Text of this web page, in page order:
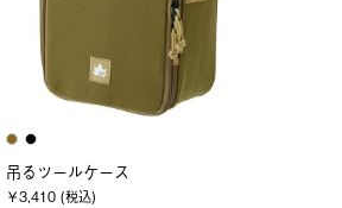
吊るツールケース
￥3,410 (税込)